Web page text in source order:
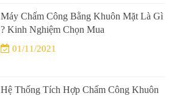
Máy Chấm Công Bằng Khuôn Mặt Là Gì
? Kinh Nghiệm Chọn Mua
01/11/2021
Hệ Thống Tích Hợp Chấm Công Khuôn